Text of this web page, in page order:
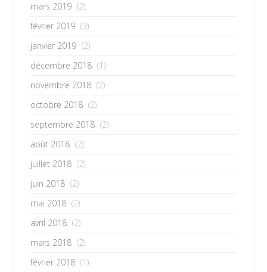
mars 2019 (2)
février 2019 (3)
janvier 2019 (2)
décembre 2018 (1)
novembre 2018 (2)
octobre 2018 (2)
septembre 2018 (2)
août 2018 (2)
juillet 2018 (2)
juin 2018 (2)
mai 2018 (2)
avril 2018 (2)
mars 2018 (2)
février 2018 (1)